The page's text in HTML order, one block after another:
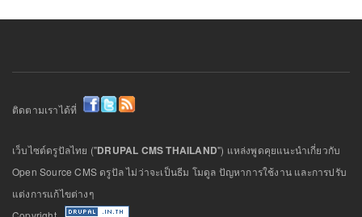
ติดตามเราได้ที่
เว็บไซต์ดรูปัลไทย ("DRUPAL CMS THAILAND") แหล่งพูดคุยแนะนำเกี่ยวกับ
Open Source CMS ดรูปัล ไม่ว่าจะเป็นธีม โมดูล ปัญหาการใช้งาน และการปรับ
แต่งการแก้ไขต่างๆ